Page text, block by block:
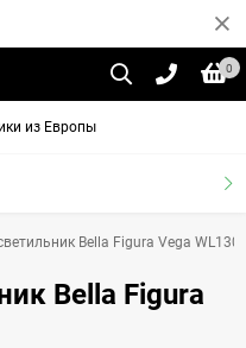
0
из Европы
Bella Figura Vega WL130
Bella Figura